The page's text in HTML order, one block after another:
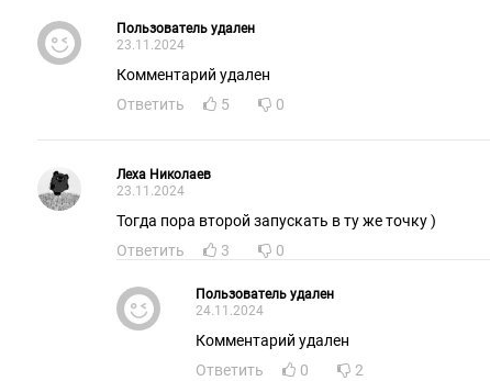
Пользователь удален
23.11.2024
Комментарий удален
Ответить
5 0
Леха Николаев
23.11.2024
Тогда пора второй запускать в ту же точку )
Ответить
3 0
Пользователь удален
24.11.2024
Комментарий удален
Ответить
0 2